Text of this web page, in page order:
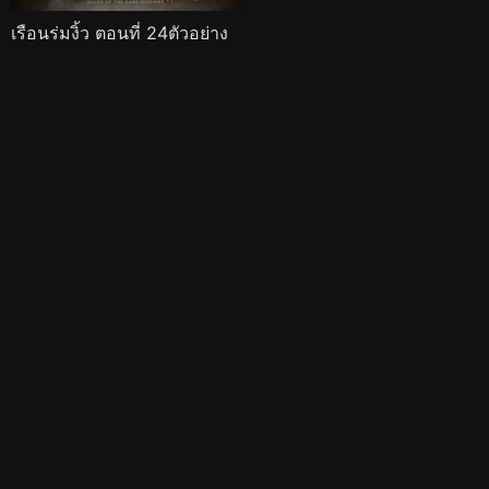
เรือนร่มงิ้ว ตอนที่ 24ตัวอย่าง